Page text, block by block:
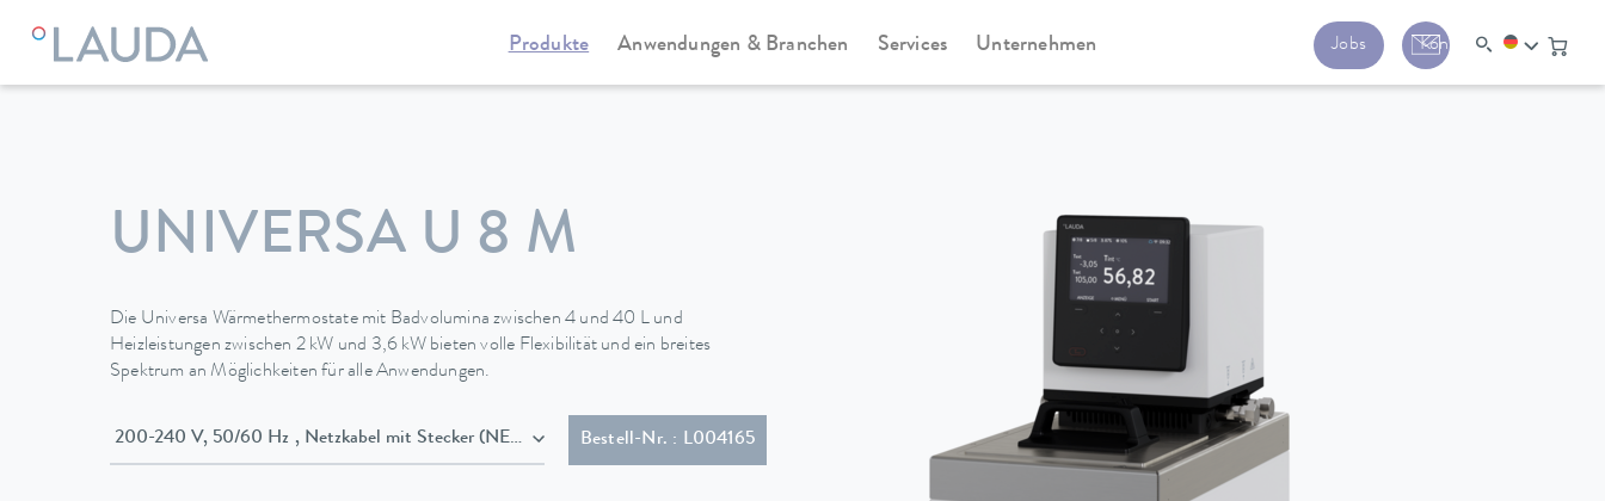
Produkte Anwendungen & Branchen Services Unternehmen Jobs Kontakt
LAUDA Temperiergeräte Wärmethermostate Universa
UNIVERSA U 8 M
Die Universa Wärmethermostate mit Badvolumina zwischen 4 und 40 L und
Heizleistungen zwischen 2 kW und 3,6 kW bieten volle Flexibilität und ein breites
Spektrum an Möglichkeiten für alle Anwendungen.
200-240 V, 50/60 Hz , Netzkabel mit Stecker (NEMA 6-20P)Bestell-Nr. : L004165